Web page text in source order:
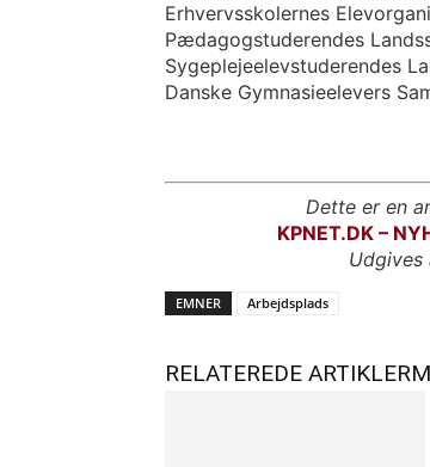
Erhvervsskolernes
Pædagogstuderendes
Sygeplejeelevstuderendes
Danske Gymnasieelevers
Dette er en
KPNET.DK –
Udgives
EMNER Arbejdsplads
RELATEREDE ARTIKLER